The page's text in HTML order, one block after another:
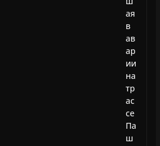
ая
в
ав
ар
ии
на
тр
ас
се
Па
ш